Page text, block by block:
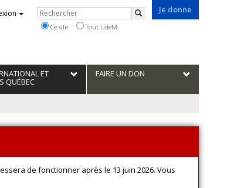
Je donne
Rechercher
Rechercher
Ce site Tout UdeM
ET
QUÉBEC
FAIRE UN DON
de fonctionner après le 13 juin 2026. Vous